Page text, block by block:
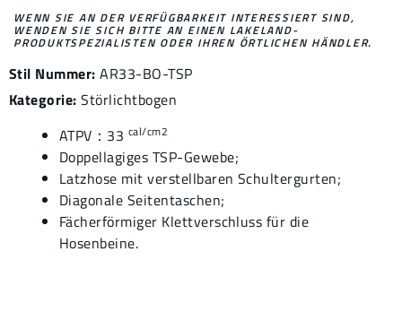
WENN SIE AN DER VERFÜGBARKEIT INTERESSIERT SIND,
WENDEN SIE SICH BITTE AN EINEN LAKELAND-
PRODUKTSPEZIALISTEN ODER IHREN ÖRTLICHEN HÄNDLER.
Stil Nummer: AR33-BO-TSP
Kategorie: Störlichtbogen
ATPV：33 cal/cm2
Doppellagiges TSP-Gewebe;
Latzhose mit verstellbaren Schultergurten;
Diagonale Seitentaschen;
Fächerförmiger Klettverschluss für die
Hosenbeine.